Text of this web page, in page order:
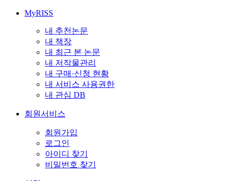
MyRISS
내 추천논문
내 책장
내 최근 본 논문
내 저작물관리
내 구매·신청 현황
내 서비스 사용권한
내 관심 DB
회원서비스
회원가입
로그인
아이디 찾기
비밀번호 찾기